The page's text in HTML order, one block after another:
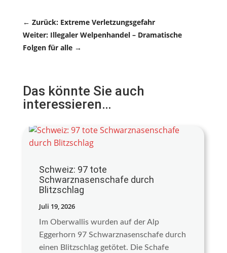
← Zurück: Extreme Verletzungsgefahr
Weiter: Illegaler Welpenhandel – Dramatische
Folgen für alle→
Das könnte Sie auch
interessieren…
Schweiz: 97 tote
Schwarznasenschafe durch
Blitzschlag
Juli 19, 2026
Im Oberwallis wurden auf der Alp
Eggerhorn 97 Schwarznasenschafe durch
einen Blitzschlag getötet. Die Schafe